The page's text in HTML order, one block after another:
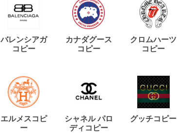
バレンシアガ
コピー
カナダグース
コピー
クロムハーツ
コピー
エルメスコピ
ー
シャネル パロ
ディコピー
グッチコピー